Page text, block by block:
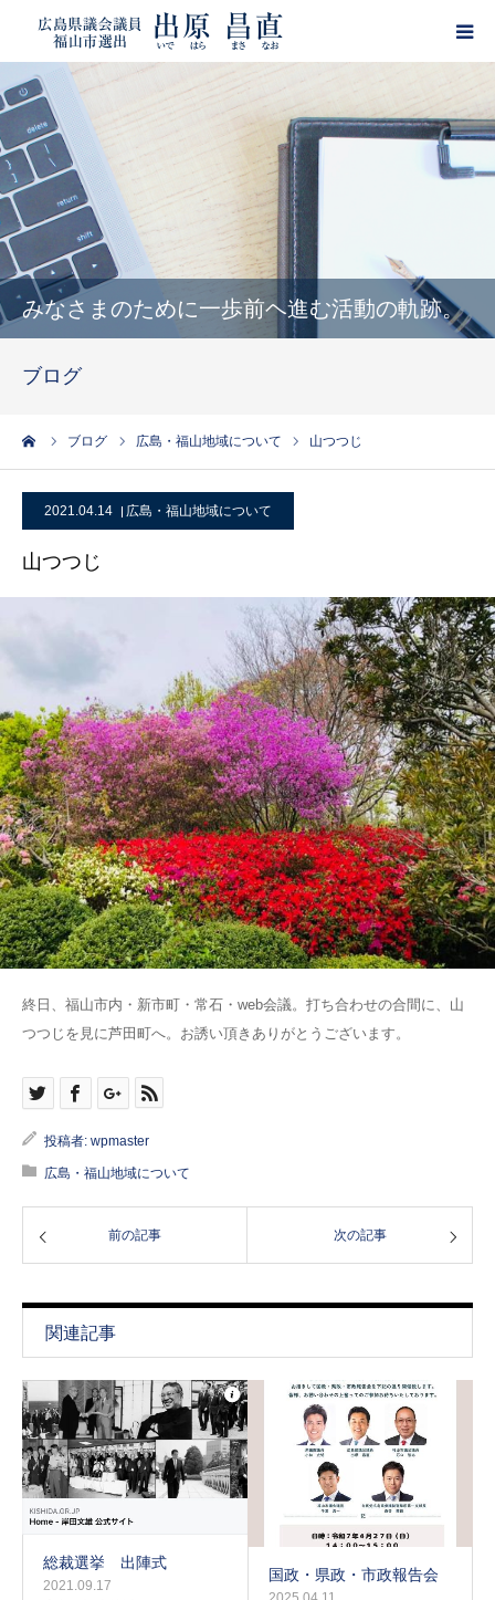
みなさまのために一歩前ヘ進む活動の軌跡。
ブログ
ブログ 広島・福山地域について 山つつじ
2021.04.14 広島・福山地域について
山つつじ
終日、福山市内・新市町・常石・web会議。打ち合わせの合間に、山
つつじを見に芦田町へ。お誘い頂きありがとうございます。
投稿者: wpmaster
広島・福山地域について
前の記事 次の記事
関連記事
総裁選挙 出陣式
2021.09.17
国政・県政・市政報告会
HOME
プロフィール
政策
活動報告
出原昌直・目安箱